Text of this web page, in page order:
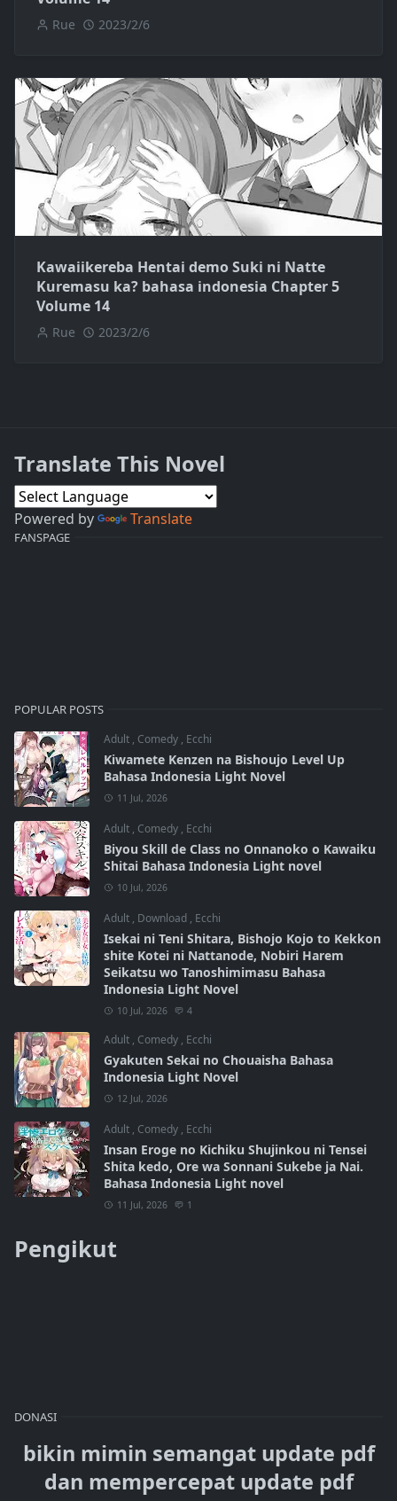
Rue 2023/2/6
Kawaiikereba Hentai demo Suki ni Natte
Kuremasu ka? bahasa indonesia Chapter 5
Volume 14
Rue 2023/2/6
Translate This Novel
Powered by Translate
FANSPAGE
POPULAR POSTS
Adult , Comedy , Ecchi
Kiwamete Kenzen na Bishoujo Level Up
Bahasa Indonesia Light Novel
11 Jul, 2026
Adult , Comedy , Ecchi
Biyou Skill de Class no Onnanoko o Kawaiku
Shitai Bahasa Indonesia Light novel
10 Jul, 2026
Adult , Download , Ecchi
Isekai ni Teni Shitara, Bishojo Kojo to Kekkon
shite Kotei ni Nattanode, Nobiri Harem
Seikatsu wo Tanoshimimasu Bahasa
Indonesia Light Novel
10 Jul, 2026 4
Adult , Comedy , Ecchi
Gyakuten Sekai no Chouaisha Bahasa
Indonesia Light Novel
12 Jul, 2026
Adult , Comedy , Ecchi
Insan Eroge no Kichiku Shujinkou ni Tensei
Shita kedo, Ore wa Sonnani Sukebe ja Nai.
Bahasa Indonesia Light novel
11 Jul, 2026 1
Pengikut
DONASI
bikin mimin semangat update pdf
dan mempercepat update pdf